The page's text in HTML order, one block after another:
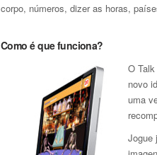
corpo, números, dizer as horas,
Como é que funciona?
O
novo
uma
Jogue